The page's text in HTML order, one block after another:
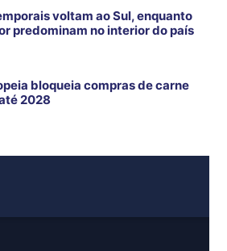
voltam ao Sul, enquanto
predominam no interior do país
bloqueia compras de carne
2028